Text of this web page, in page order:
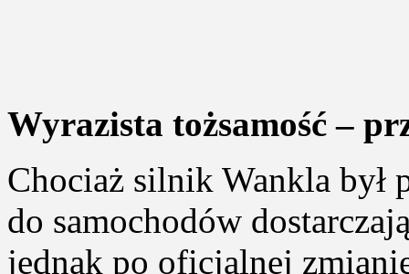
Wyrazista tożsamość –
Chociaż silnik Wankla był
do samochodów
jednak po oficjalnej